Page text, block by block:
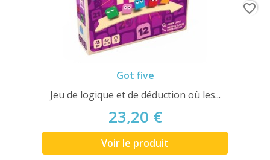
Got five
Jeu de logique et de déduction où les...
23,20 €
Voir le produit
favorite_border